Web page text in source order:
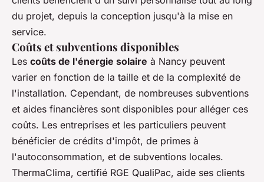
du projet, depuis la conception jusqu'à la mise en
service.
Coûts et subventions disponibles
Les coûts de l'énergie solaire à Nancy peuvent
varier en fonction de la taille et de la complexité de
l'installation. Cependant, de nombreuses subventions
et aides financières sont disponibles pour alléger ces
coûts. Les entreprises et les particuliers peuvent
bénéficier de crédits d'impôt, de primes à
l'autoconsommation, et de subventions locales.
ThermaClima, certifié RGE QualiPac, aide ses clients